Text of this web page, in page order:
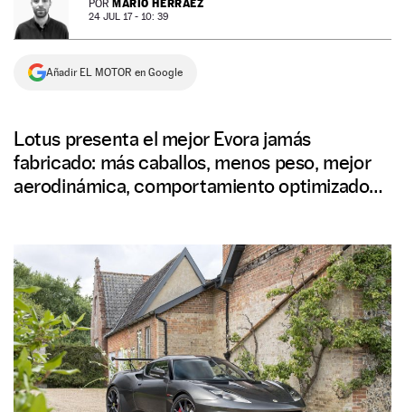
NEWSLETTER
SÍGUENOS
POR MARIO HERRÁEZ
24 JUL 17 - 10: 39
Añadir EL MOTOR en Google
Lotus presenta el mejor Evora jamás
fabricado: más caballos, menos peso, mejor
aerodinámica, comportamiento optimizado…